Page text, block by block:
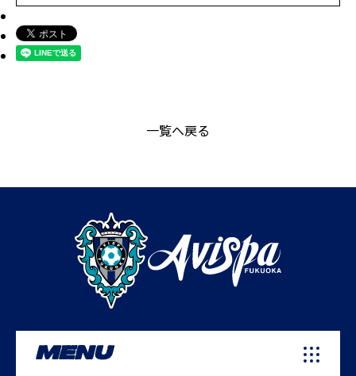
一覧へ戻る
MENU